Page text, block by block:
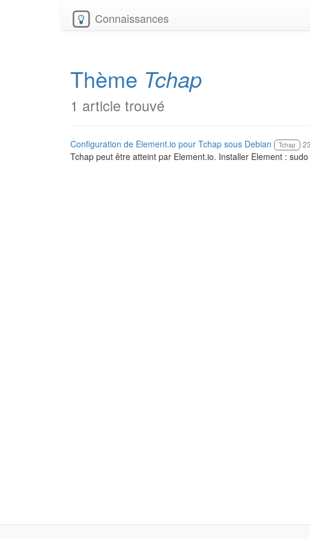
Connaissances
Thème Tchap
1 article trouvé
Configuration de Element.io pour Tchap sous Debian Tchap
Tchap peut être atteint par Element.io. Installer Element :